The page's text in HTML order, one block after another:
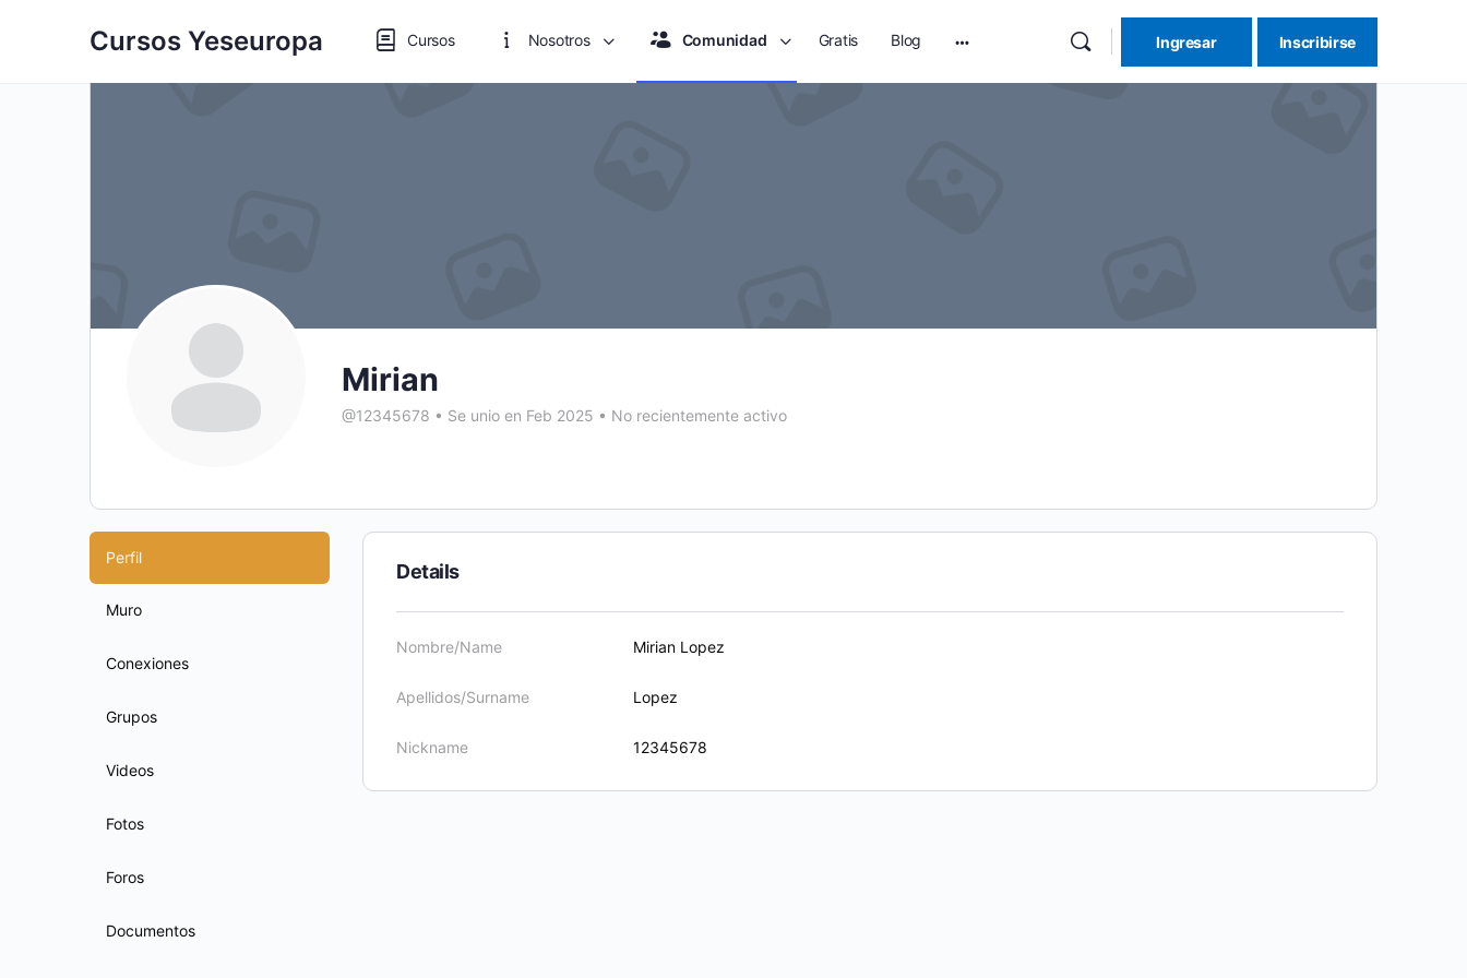
Cursos Yeseuropa Cursos Nosotros Comunidad Gratis Blog
options
Ingresar Inscribirse
Mirian
@12345678 • Se unio en Feb 2025 • No recientemente activo
Perfil
Muro
Conexiones
Grupos
Videos
Fotos
Foros
Documentos
Details
Nombre/Name Mirian Lopez
Apellidos/Surname Lopez
Nickname 12345678